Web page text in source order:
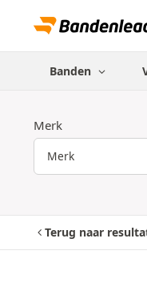
Banden
Merk
Terug naar